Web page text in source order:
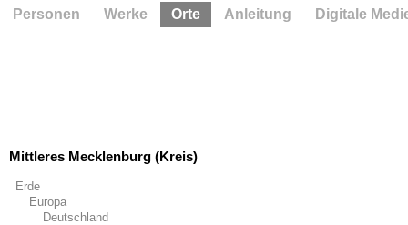
Mittleres Mecklenburg (Kreis)
Erde
Europa
Deutschland
Personen Werke Orte Anleitung Digitale